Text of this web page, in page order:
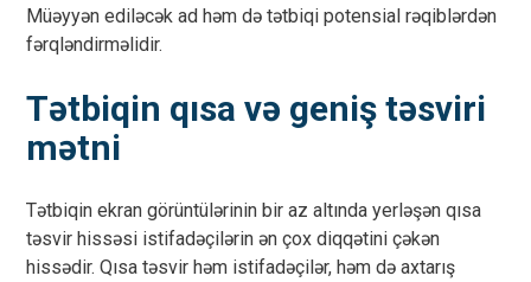
Müəyyən ediləcək ad həm də tətbiqi potensial rəqiblərdən
fərqləndirməlidir.
Tətbiqin qısa və geniş təsviri
mətni
Tətbiqin ekran görüntülərinin bir az altında yerləşən qısa
təsvir hissəsi istifadəçilərin ən çox diqqətini çəkən
hissədir. Qısa təsvir həm istifadəçilər, həm də axtarış